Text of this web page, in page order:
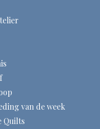
van de week
Quilts